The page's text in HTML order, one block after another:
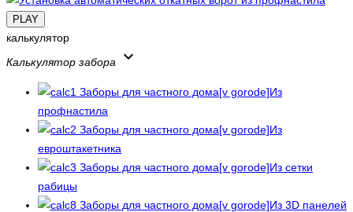
PLAY
калькулятор
Калькулятор забора
keyboard_arrow_down
Из
профнастила
Из
евроштакетника
Из сетки
рабицы
Из 3D панелей